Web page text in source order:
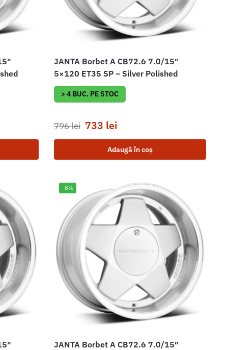
JANTA Borbet A CB72.6 7.0/15″
5×120 ET35 SP – Silver Polished
> 4 BUC. PE STOC
796lei 733 lei
Adaugă în coș
-8%
JANTA Borbet A CB72.6 7.0/15″